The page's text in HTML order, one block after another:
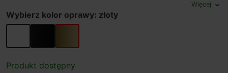
Więcej expand_more
Wybierz kolor oprawy: złoty
biały czarnyzłoty
Produkt dostępny